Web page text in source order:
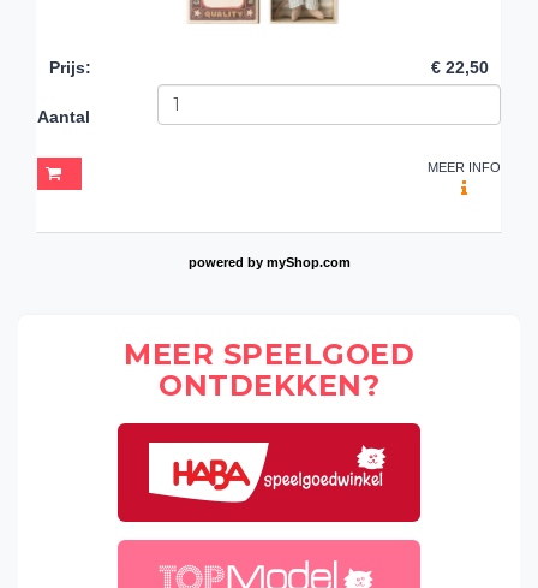
Prijs: € 22,50
Aantal
MEER INFO
powered by myShop.com
MEER SPEELGOED
ONTDEKKEN?